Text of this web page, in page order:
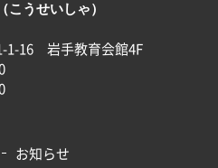
うせいしゃ）
1-16 岩手教育会館4F
お知らせ